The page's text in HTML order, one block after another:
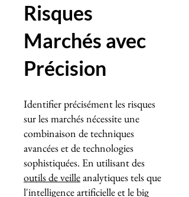
Risques
Marchés avec
Précision
Identifier précisément les risques
sur les marchés nécessite une
combinaison de techniques
avancées et de technologies
sophistiquées. En utilisant des
outils de veilleanalytiques tels que
l'intelligence artificielle et le big